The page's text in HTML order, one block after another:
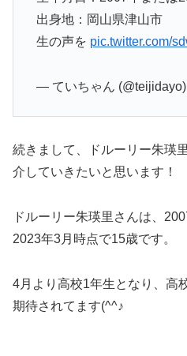
出身地：岡山県津山市
生の声を pic.twitter.com/
— ていちゃん (@teijidayo)
続きまして、ドルーリー朱瑛
介していきたいと思います！
ドルーリー朱瑛里さんは、
2023年3月時点で15歳です。
4月より高校1年生となり、高
期待されてます(^^♪